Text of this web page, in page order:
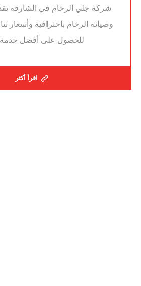
شركة جلي الرخام في الشارقة
وصيانة الرخام باحترافية وأسعار
للحصول على أفضل
اقرأ أكثر